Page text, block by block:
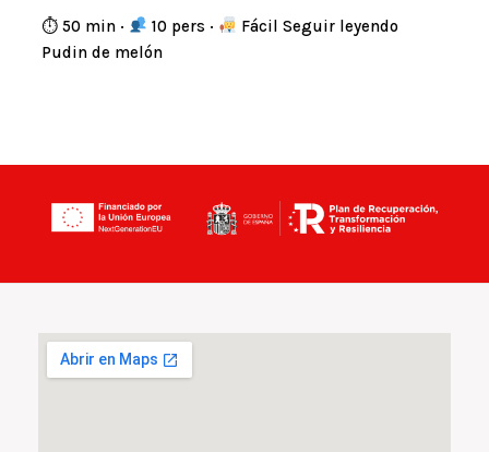
⏱ 50 min · 10 pers ·
Fácil Seguir leyendo
Pudin de melón